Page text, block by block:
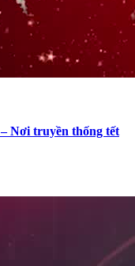
Nơi truyền thống tết